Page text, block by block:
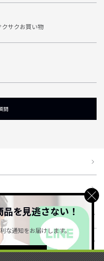
クサクお買い物
問
を見逃さない！
な通知をお届けします。
ら ＞